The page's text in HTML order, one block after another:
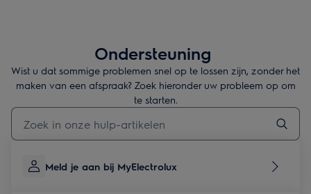
Ondersteuning
Wist u dat sommige problemen snel op te lossen zijn, zonder het
maken van een afspraak? Zoek hieronder uw probleem op om
te starten.
Typ om hulpartikelen te zoeken
Meld je aan bij MyElectrolux